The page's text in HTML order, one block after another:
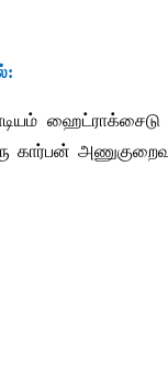
:
ஹைட்ராக்சைடு
கார்பன்